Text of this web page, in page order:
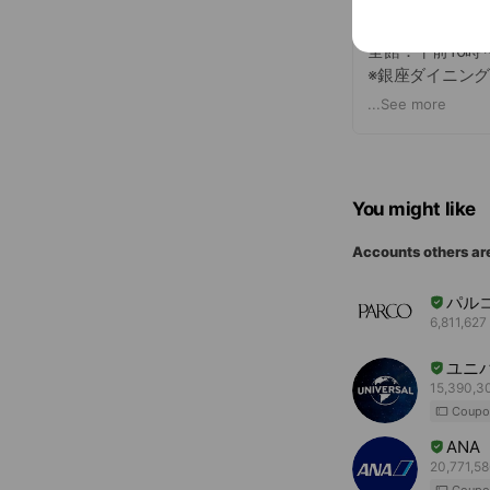
全館：午前10時
※銀座ダイニン
店舗により営業
...See more
You might like
Accounts others
パル
ユニ
ANA